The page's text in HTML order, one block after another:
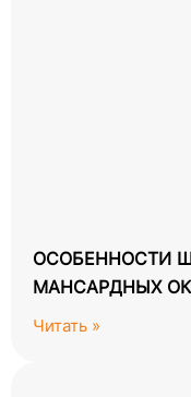
ОСОБЕННОСТИ
МАНСАРДНЫХ
Читать »